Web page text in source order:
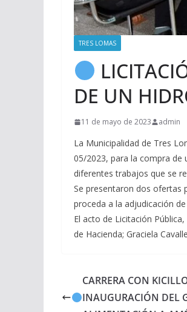
TRES LOMAS
DE UN
11 de mayo de 2023 admin
La Municipalidad de Tres
05/2023, para la compra de
diferentes trabajos que se
Se presentaron dos ofertas
proceda a la adjudicación
El acto de Licitación
de Hacienda; Graciela
CARRERA CON
INAUGURACIÓN DEL